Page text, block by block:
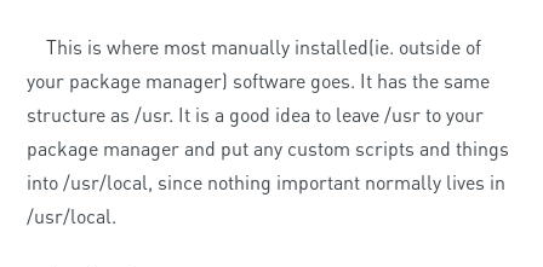
This is where most manually installed(ie. outside of
your package manager) software goes. It has the same
structure as /usr. It is a good idea to leave /usr to your
package manager and put any custom scripts and things
into /usr/local, since nothing important normally lives in
/usr/local.